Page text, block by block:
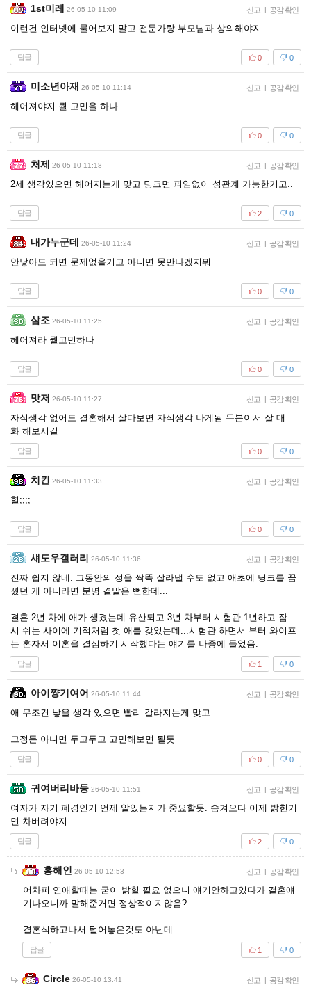
1st미레 26-05-10 11:09 신고 | 공감 확인
이런건 인터넷에 물어보지 말고 전문가랑 부모님과 상의해야지...
답글 0
0
미소년아재 26-05-10 11:14 신고 | 공감 확인
헤어져야지 뭘 고민을 하나
답글 0
0
처제 26-05-10 11:18 신고 | 공감 확인
2세 생각있으면 헤어지는게 맞고 딩크면 피임없이 성관계 가능한거고..
답글 0
2
내가누군데 26-05-10 11:24 신고 | 공감 확인
안낳아도 되면 문제없을거고 아니면 못만나겠지뭐
답글 0
0
삼조 26-05-10 11:25 신고 | 공감 확인
헤어져라 뭘고민하나
답글 0
0
맛저 26-05-10 11:27 신고 | 공감 확인
자식생각 없어도 결혼해서 살다보면 자식생각 나게됨 두분이서 잘 대
화 해보시길
답글 0
0
치킨 26-05-10 11:33 신고 | 공감 확인
헐;;;;
답글 0
0
섀도우갤러리 26-05-10 11:36 신고 | 공감 확인
진짜 쉽지 않네. 그동안의 정을 싹뚝 잘라낼 수도 없고 애초에 딩크를 꿈
꿨던 게 아니라면 분명 결말은 뻔한데...
결혼 2년 차에 애가 생겼는데 유산되고 3년 차부터 시험관 1년하고 잠
시 쉬는 사이에 기적처럼 첫 애를 갖었는데...시험관 하면서 부터 와이프
는 혼자서 이혼을 결심하기 시작했다는 얘기를 나중에 들었음.
답글 0
1
아이쨩기여어 26-05-10 11:44 신고 | 공감 확인
애 무조건 낳을 생각 있으면 빨리 갈라지는게 맞고
그정돈 아니면 두고두고 고민해보면 될듯
답글 0
0
귀여버리바둥 26-05-10 11:51 신고 | 공감 확인
여자가 자기 폐경인거 언제 알있는지가 중요할듯. 숨겨오다 이제 밝힌거
면 차버려야지.
답글 0
2
홍해인 26-05-10 12:53 신고 | 공감 확인
어차피 연애할때는 굳이 밝힐 필요 없으니 얘기안하고있다가 결혼얘
기나오니까 말해준거면 정상적이지않음?
결혼식하고나서 털어놓은것도 아닌데
답글 0
1
Circle 26-05-10 13:41 신고 | 공감 확인